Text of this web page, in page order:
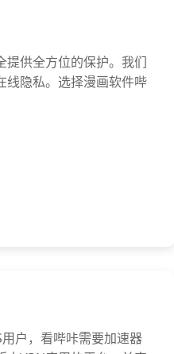
提供全方位的保护。我们
线隐私。选择漫画软件哔
户，看哔咔需要加速器